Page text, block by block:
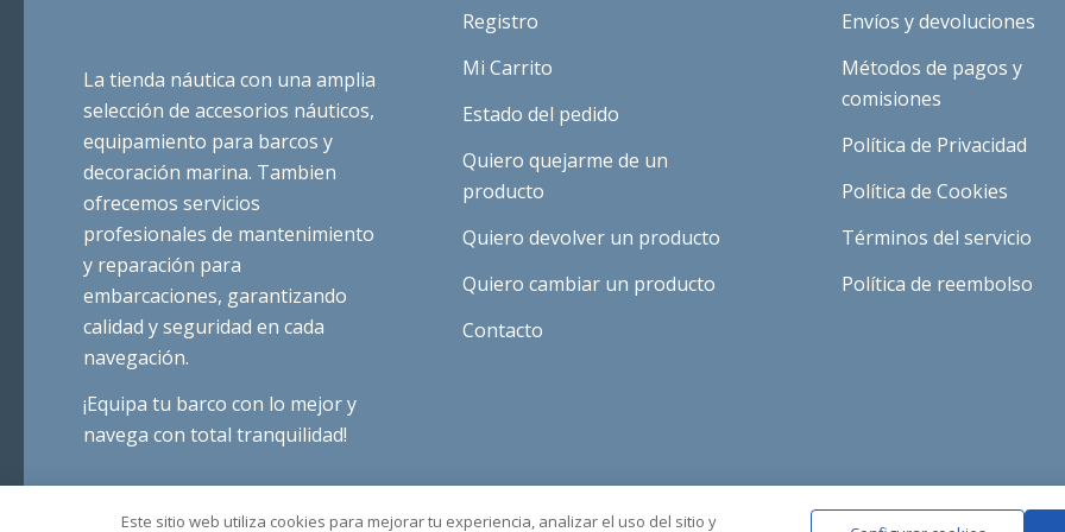
La tienda náutica con una amplia
selección de accesorios náuticos,
equipamiento para barcos y
decoración marina. Tambien
ofrecemos servicios
profesionales de mantenimiento
y reparación para
embarcaciones, garantizando
calidad y seguridad en cada
navegación.
¡Equipa tu barco con lo mejor y
navega con total tranquilidad!
Registro
Mi Carrito
Estado del pedido
Quiero quejarme de un
producto
Quiero devolver un producto
Quiero cambiar un producto
Contacto
Envíos y devoluciones
Métodos de pagos y
comisiones
Política de Privacidad
Política de Cookies
Términos del servicio
Política de reembolso
Este sitio web utiliza cookies para mejorar tu experiencia, analizar el uso del sitio y